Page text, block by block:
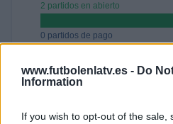
www.futbolenlatv.es - Do
Information
If you wish to opt-out of the sale,
2 partidos en abierto
0 partidos de pago
ÚLTIMO PARTIDO
19/07/2025 Amistoso por Real Betis